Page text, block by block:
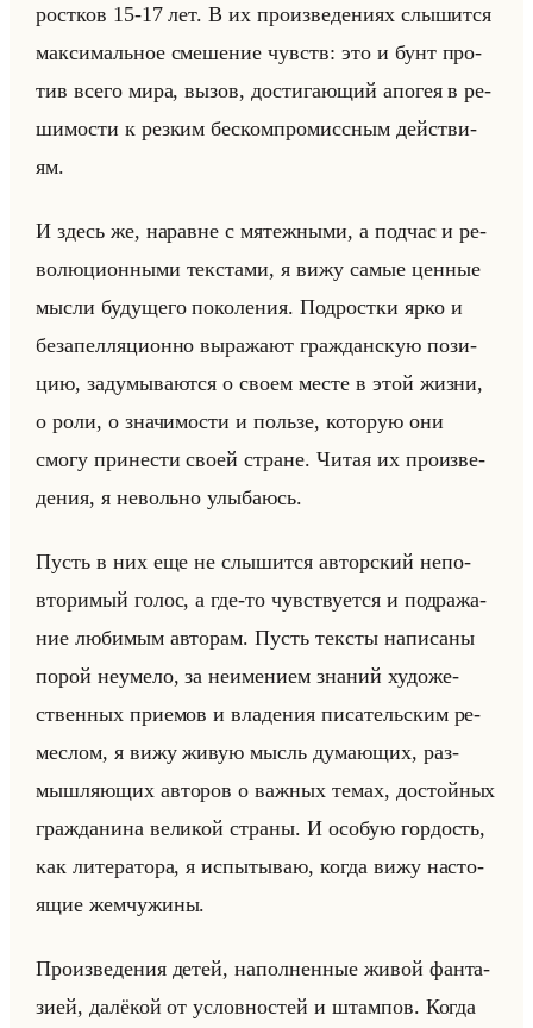
рост­ков 15-17 лет. В их про­из­ве­де­ни­ях слы­шит­ся
мак­си­мальное сме­ше­ние чувств: это и бунт про­
тив всего мира, вызов, до­сти­га­ющий апо­гея в ре­
ши­мо­сти к рез­ким бес­ком­про­мисс­ным действи­
ям.
И здесь же, на­равне с мя­теж­ны­ми, а под­час и ре­
во­лю­ци­он­ны­ми тек­ста­ми, я вижу самые цен­ные
мысли бу­ду­ще­го по­ко­ле­ния. Под­рост­ки ярко и
без­апел­ля­ци­он­но вы­ра­жа­ют граж­дан­скую по­зи­
цию, за­ду­мы­ва­ют­ся о своем месте в этой жизни,
о роли, о зна­чи­мо­сти и пользе, ко­то­рую они
смогу при­не­сти своей стране. Читая их про­из­ве­
де­ния, я невольно улы­ба­юсь.
Пусть в них еще не слы­шит­ся ав­тор­ский непо­
вто­ри­мый голос, а где-то чув­ству­ет­ся и под­ра­жа­
ние лю­би­мым ав­то­рам. Пусть тек­сты на­пи­са­ны
порой неуме­ло, за неиме­ни­ем зна­ний ху­до­же­
ствен­ных при­емов и вла­де­ния пи­са­тельским ре­
меслом, я вижу живую мысль ду­ма­ющих, раз­
мыш­ля­ющих ав­то­ров о важ­ных темах, до­стойных
граж­да­ни­на ве­ли­кой стра­ны. И осо­бую гор­дость,
как ли­те­ра­то­ра, я ис­пы­ты­ваю, когда вижу на­сто­
ящие жем­чу­жи­ны.
Про­из­ве­де­ния детей, на­пол­нен­ные живой фан­та­
зи­ей, да­лё­кой от услов­но­стей и штам­пов. Когда